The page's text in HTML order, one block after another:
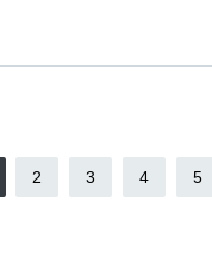
2 3 4 5